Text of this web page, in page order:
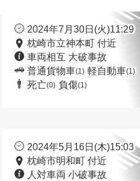
2024年7月30日(火)11:29
枕崎市立神本町 付近
車両相互 大破事故
普通貨物車(1) 軽自動車(1)
死亡(0) 負傷(1)
2024年5月16日(木)15:03
枕崎市明和町 付近
人対車両 小破事故